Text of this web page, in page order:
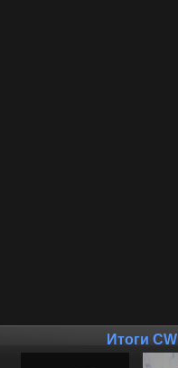
Итоги CW